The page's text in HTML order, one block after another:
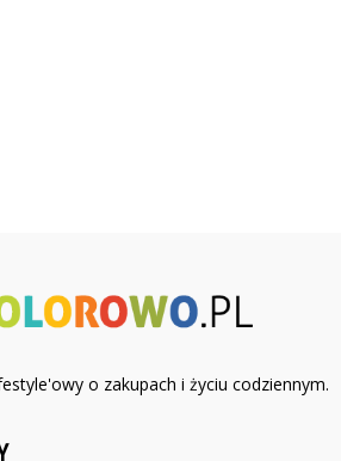
o zakupach i życiu codziennym.